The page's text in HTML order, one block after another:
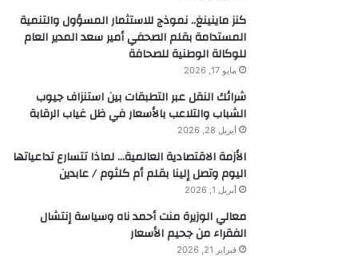
كنز ماينينغ.. نموذج للاستثمار المسؤول والتنمية
المستدامة بقلم الصحفي أمير سعد المدير العام
للوكالة الوطنية للصحافة
مايو 17, 2026
شرائك النقل عبر التطبقات بين استنزاف جيوب
الشباب والتلاعب بالأسعار في ظل غياب الرقابة
أبريل 28, 2026
الأزمة الاقتصادية العالمية… لماذا تتسارع تداعياتها
اليوم وتصل إلينا بقلم أم كلثوم / عابدين
أبريل 1, 2026
معالي الوزيرة منت أحمد ناه وسياسة إنتشال
الفقراء من جحيم الأسعار
فبراير 21, 2026